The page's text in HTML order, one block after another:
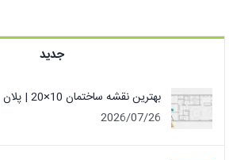
جدید
بهترین نقشه ساختمان 10×20 | پلان سه خوابه بی نقص
2026/07/26